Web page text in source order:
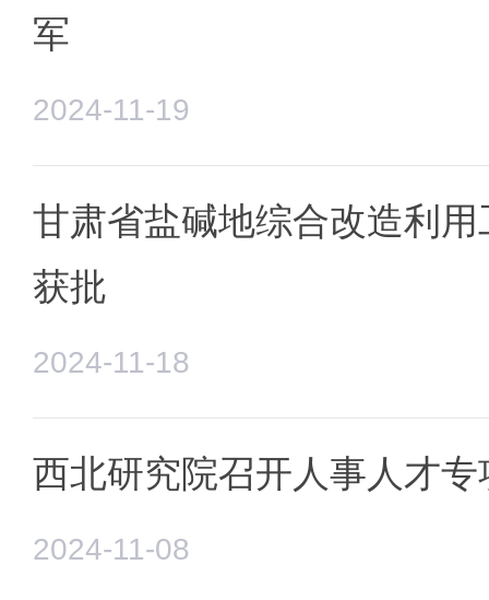
军
2024-11-19
甘肃省盐碱地综合改造利
获批
2024-11-18
西北研究院召开人事人才
2024-11-08